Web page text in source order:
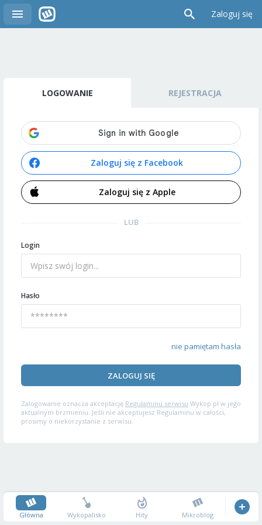
Zaloguj się
LOGOWANIE REJESTRACJA
Zaloguj się z Facebook
Zaloguj się z Apple
LUB
Login
Hasło
nie pamiętam hasła
ZALOGUJ SIĘ
Zalogowanie oznacza akceptację Regulaminu serwisu Wykop.pl w jego
aktualnym brzmieniu. Jeśli nie akceptujesz Regulaminu w całości,
prosimy o niekorzystanie z serwisu.
Główna Wykopalisko Hity Mikroblog